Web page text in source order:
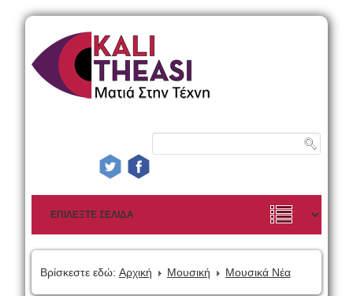
Βρίσκεστε εδώ: Αρχική Μουσική Μουσικά Νέα